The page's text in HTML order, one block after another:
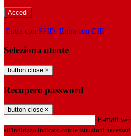
-
Entra con SPID Entra con CIE
Seleziona utente
button close ×
Recupero password
button close ×
E-mail
all'indirizzo indicato con le istruzioni